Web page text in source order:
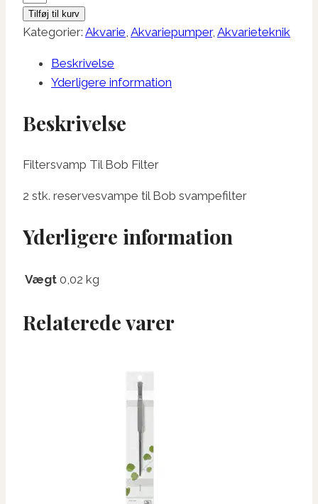
Til
Bob
antal
Tilføj til kurv
Kategorier: Akvarie, Akvariepumper, Akvarieteknik
Beskrivelse
Yderligere information
Beskrivelse
Filtersvamp Til Bob Filter
2 stk. reservesvampe til Bob svampefilter
Yderligere information
Vægt 0,02 kg
Relaterede varer